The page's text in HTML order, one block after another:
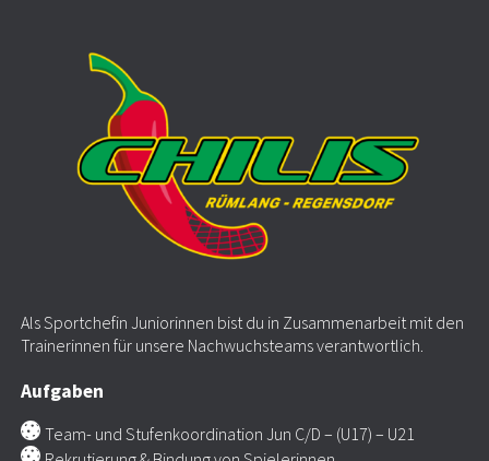
Als Sportchefin Juniorinnen bist du in Zusammenarbeit mit den
Trainerinnen für unsere Nachwuchsteams verantwortlich.
Aufgaben
Team- und Stufenkoordination Jun C/D – (U17) – U21